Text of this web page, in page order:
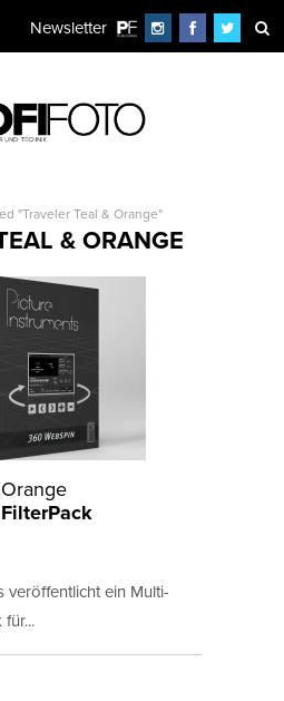
Newsletter
"Traveler Teal & Orange"
& ORANGE
veröffentlicht ein Multi-